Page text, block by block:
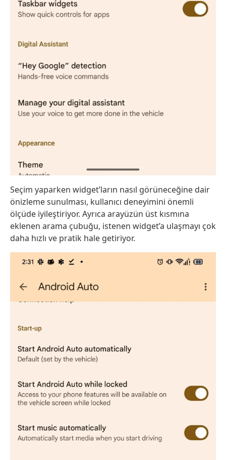
Seçim yaparken widget’ların nasıl görüneceğine dair
önizleme sunulması, kullanıcı deneyimini önemli
ölçüde iyileştiriyor. Ayrıca arayüzün üst kısmına
eklenen arama çubuğu, istenen widget’a ulaşmayı çok
daha hızlı ve pratik hale getiriyor.